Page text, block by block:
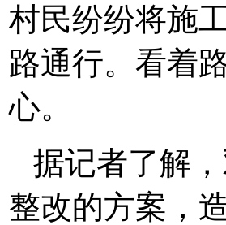
村民纷纷将施
路通行。看着
心。
据记者了解
整改的方案，